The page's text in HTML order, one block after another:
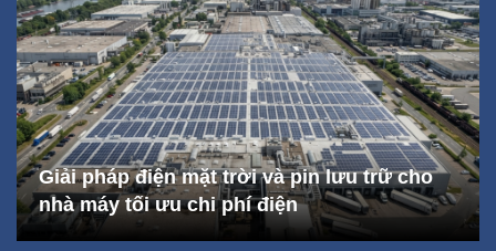
Giải pháp điện mặt trời và pin lưu trữ cho
nhà máy tối ưu chi phí điện